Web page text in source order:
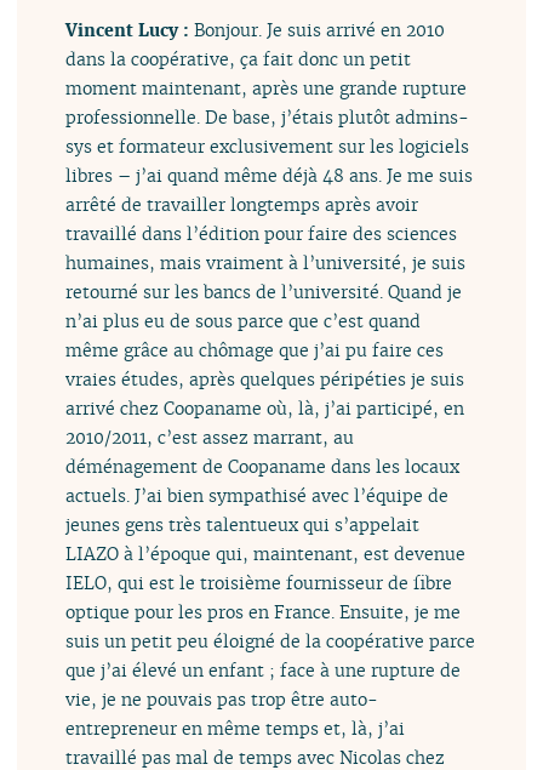
Vincent Lucy :Bonjour. Je suis arrivé en 2010
dans la coopérative, ça fait donc un petit
moment maintenant, après une grande rupture
professionnelle. De base, j’étais plutôt admins-
sys et formateur exclusivement sur les logiciels
libres – j’ai quand même déjà 48 ans. Je me suis
arrêté de travailler longtemps après avoir
travaillé dans l’édition pour faire des sciences
humaines, mais vraiment à l’université, je suis
retourné sur les bancs de l’université. Quand je
n’ai plus eu de sous parce que c’est quand
même grâce au chômage que j’ai pu faire ces
vraies études, après quelques péripéties je suis
arrivé chez Coopaname où, là, j’ai participé, en
2010/2011, c’est assez marrant, au
déménagement de Coopaname dans les locaux
actuels. J’ai bien sympathisé avec l’équipe de
jeunes gens très talentueux qui s’appelait
LIAZO à l’époque qui, maintenant, est devenue
IELO, qui est le troisième fournisseur de fibre
optique pour les pros en France. Ensuite, je me
suis un petit peu éloigné de la coopérative parce
que j’ai élevé un enfant ; face à une rupture de
vie, je ne pouvais pas trop être auto-
entrepreneur en même temps et, là, j’ai
travaillé pas mal de temps avec Nicolas chez